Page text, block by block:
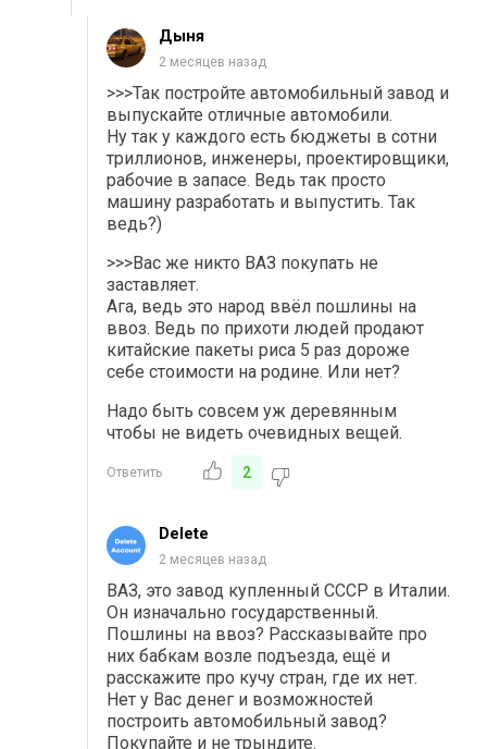
Дыня
2 месяцев назад
>>>Так постройте автомобильный завод и
выпускайте отличные автомобили.
Ну так у каждого есть бюджеты в сотни
триллионов, инженеры, проектировщики,
рабочие в запасе. Ведь так просто
машину разработать и выпустить. Так
ведь?)
>>>Вас же никто ВАЗ покупать не
заставляет.
Ага, ведь это народ ввёл пошлины на
ввоз. Ведь по прихоти людей продают
китайские пакеты риса 5 раз дороже
себе стоимости на родине. Или нет?
Надо быть совсем уж деревянным
чтобы не видеть очевидных вещей.
Ответить 2
Delete
2 месяцев назад
ВАЗ, это завод купленный СССР в Италии.
Он изначально государственный.
Пошлины на ввоз? Рассказывайте про
них бабкам возле подъезда, ещё и
расскажите про кучу стран, где их нет.
Нет у Вас денег и возможностей
построить автомобильный завод?
Покупайте и не трындите.